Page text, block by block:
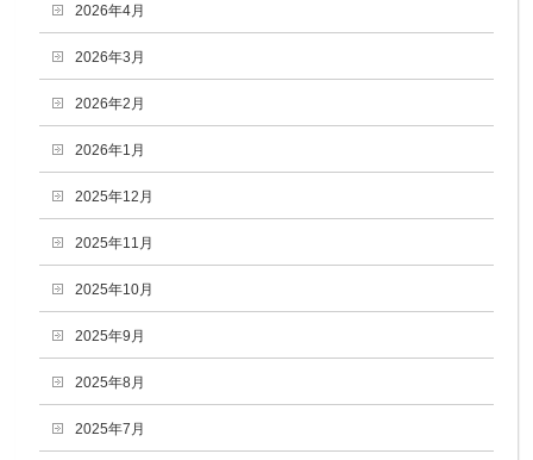
2026年4月
2026年3月
2026年2月
2026年1月
2025年12月
2025年11月
2025年10月
2025年9月
2025年8月
2025年7月